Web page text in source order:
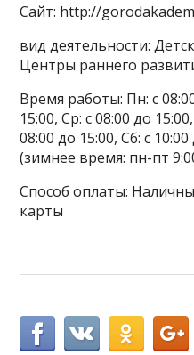
Сайт: http://
вид деятельности:
Центры раннего
Время работы: Пн: с
15:00, Ср: с 08:00 до
08:00 до 15:00, Сб: с
(зимнее время: пн-пт
Способ оплаты:
карты